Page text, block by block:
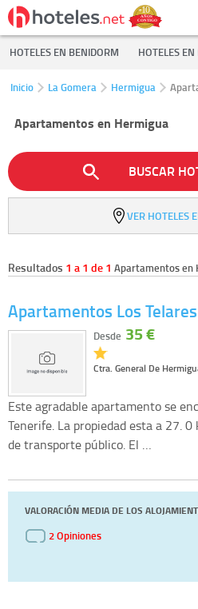
HOTELES EN BENIDORM HOTELES
Inicio La Gomera Hermigua
Apartamentos en Hermigua
BUSCAR
VER HOTELES
Resultados 1 a 1 de 1 Apartamentos en
Apartamentos Los Telares
Ctra. General De
Desde 35 €
Este agradable apartamento se
Tenerife. La propiedad esta a 27.
de transporte público. El …
VALORACIÓN MEDIA DE LOS
2 Opiniones